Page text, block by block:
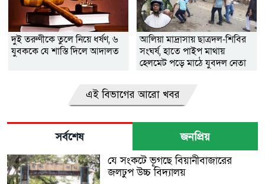
দুই তরুণীকে তুলে নিয়ে ধর্ষণ, ৬
যুবককে যে শাস্তি দিলে আদালত
আলিয়া মাদ্রাসায় ছাত্রদল-শিবির
সংঘর্ষ, হাতে পাইপ মাথায়
হেলমেট পড়ে মাঠে যুবদল নেতা
এই বিভাগের আরো খবর
সর্বশেষ জনপ্রিয়
যে সংকটে ভূগছে বিয়ানীবাজারের
জলঢুপ উচ্চ বিদ্যালয়